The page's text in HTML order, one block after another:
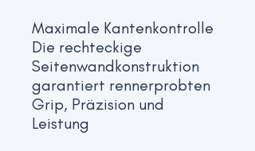
Maximale Kantenkontrolle
Die rechteckige
Seitenwandkonstruktion
garantiert rennerprobten
Grip, Präzision und
Leistung